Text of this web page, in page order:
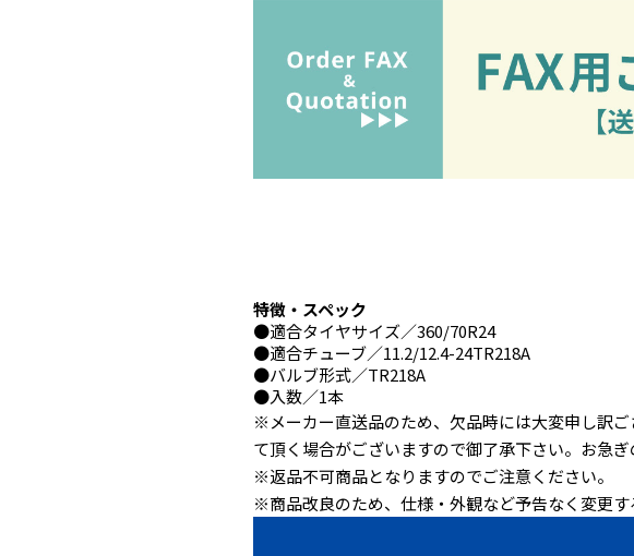
特徴・スペック
●適合タイヤサイズ／360/70R24
●適合チューブ／11.2/12.4-24TR218A
●バルブ形式／TR218A
●入数／1本
※メーカー直送品のため、欠品時には大変申し訳
て頂く場合がございますので御了承下さい。お急
※返品不可商品となりますのでご注意ください。
※商品改良のため、仕様・外観など予告なく変更す